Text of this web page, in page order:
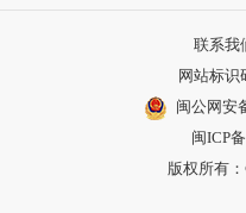
联系我
网站标识
闽公网安
闽ICP
版权所有